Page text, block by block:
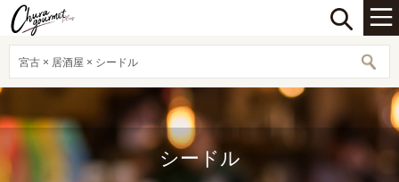
宮古 × 居酒屋 × シードル
シードル